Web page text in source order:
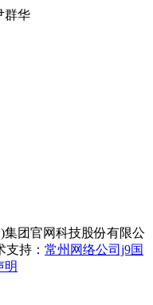
群华
集团官网科技股份有限公
支持： 常州网络公司j9国
明